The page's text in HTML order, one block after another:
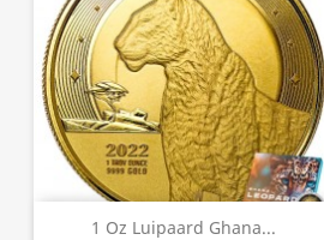
1 Oz Luipaard Ghana...